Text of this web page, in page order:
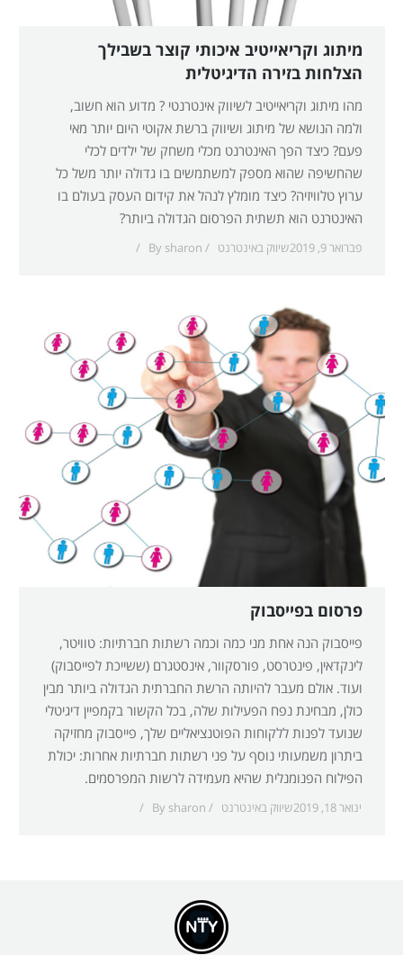
מיתוג וקריאייטיב איכותי קוצר בשבילך
הצלחות בזירה הדיגיטלית
מהו מיתוג וקריאייטיב לשיווק אינטרנטי ? מדוע הוא חשוב,
ולמה הנושא של מיתוג ושיווק ברשת אקוטי היום יותר מאי
פעם? כיצד הפך האינטרנט מכלי משחק של ילדים לכלי
שהחשיפה שהוא מספק למשתמשים בו גדולה יותר משל כל
ערוץ טלוויזיה? כיצד מומלץ לנהל את קידום העסק בעולם בו
האינטרנט הוא תשתית הפרסום הגדולה ביותר?
פברואר 9, 2019 שיווק באינטרנט By sharon
פרסום בפייסבוק
פייסבוק הנה אחת מני כמה וכמה רשתות חברתיות: טוויטר,
לינקדאין, פינטרסט, פורסקוור, אינסטגרם (ששייכת לפייסבוק)
ועוד. אולם מעבר להיותה הרשת החברתית הגדולה ביותר מבין
כולן, מבחינת נפח הפעילות שלה, בכל הקשור בקמפיין דיגיטלי
שנועד לפנות ללקוחות הפוטנציאליים שלך, פייסבוק מחזיקה
ביתרון משמעותי נוסף על פני רשתות חברתיות אחרות: יכולת
הפילוח הפנומנלית שהיא מעמידה לרשות המפרסמים.
ינואר 18, 2019 שיווק באינטרנט By sharon